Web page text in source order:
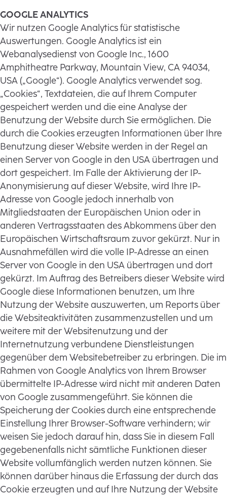
GOOGLE ANALYTICS
Wir nutzen Google Analytics für statistische
Auswertungen. Google Analytics ist ein
Webanalysedienst von Google Inc., 1600
Amphitheatre Parkway, Mountain View, CA 94034,
USA („Google“). Google Analytics verwendet sog.
„Cookies“, Textdateien, die auf Ihrem Computer
gespeichert werden und die eine Analyse der
Benutzung der Website durch Sie ermöglichen. Die
durch die Cookies erzeugten Informationen über Ihre
Benutzung dieser Website werden in der Regel an
einen Server von Google in den USA übertragen und
dort gespeichert. Im Falle der Aktivierung der IP-
Anonymisierung auf dieser Website, wird Ihre IP-
Adresse von Google jedoch innerhalb von
Mitgliedstaaten der Europäischen Union oder in
anderen Vertragsstaaten des Abkommens über den
Europäischen Wirtschaftsraum zuvor gekürzt. Nur in
Ausnahmefällen wird die volle IP-Adresse an einen
Server von Google in den USA übertragen und dort
gekürzt. Im Auftrag des Betreibers dieser Website wird
Google diese Informationen benutzen, um Ihre
Nutzung der Website auszuwerten, um Reports über
die Websiteaktivitäten zusammenzustellen und um
weitere mit der Websitenutzung und der
Internetnutzung verbundene Dienstleistungen
gegenüber dem Websitebetreiber zu erbringen. Die im
Rahmen von Google Analytics von Ihrem Browser
übermittelte IP-Adresse wird nicht mit anderen Daten
von Google zusammengeführt. Sie können die
Speicherung der Cookies durch eine entsprechende
Einstellung Ihrer Browser-Software verhindern; wir
weisen Sie jedoch darauf hin, dass Sie in diesem Fall
gegebenenfalls nicht sämtliche Funktionen dieser
Website vollumfänglich werden nutzen können. Sie
können darüber hinaus die Erfassung der durch das
Cookie erzeugten und auf Ihre Nutzung der Website